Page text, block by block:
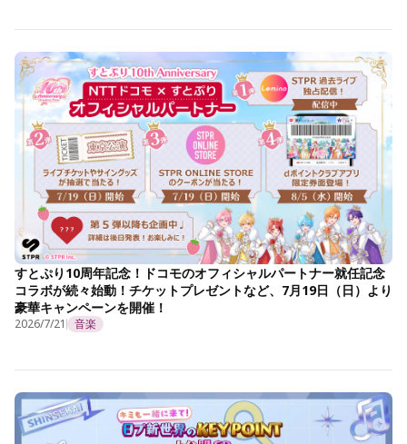
すとぷり10周年記念！ドコモのオフィシャルパートナー就任記念
コラボが続々始動！チケットプレゼントなど、7月19日（日）より
豪華キャンペーンを開催！
2026/7/21 音楽